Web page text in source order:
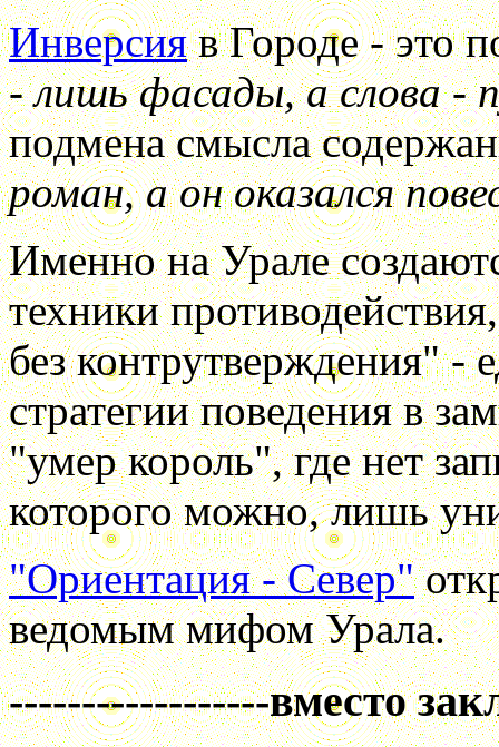
Инверсияв Городе - это
- лишь фасады, а слова -
подмена смысла
роман, а он оказался
Именно на Урале
техники
без контрутверждения" -
стратегии поведения в
"умер король", где нет
которого можно, лишь
"Ориентация - Север"
ведомым мифом Урала.
------------------вместо